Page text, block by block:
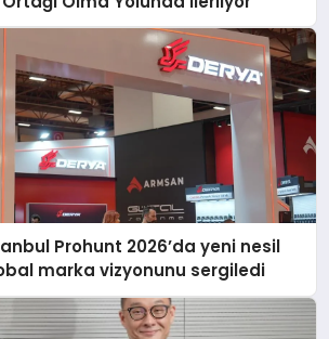
Prohunt 2026’da yeni nesil
marka vizyonunu sergiledi